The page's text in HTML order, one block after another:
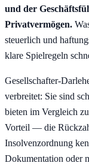
und der
Privatvermögen.
steuerlich und
klare Spielregeln
Gesellschafter-
verbreitet: Sie sind
bieten im Vergleich
Vorteil — die
Insolvenzordnung
Dokumentation oder